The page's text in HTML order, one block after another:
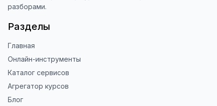
разборами.
Разделы
Главная
Онлайн-инструменты
Каталог сервисов
Агрегатор курсов
Блог